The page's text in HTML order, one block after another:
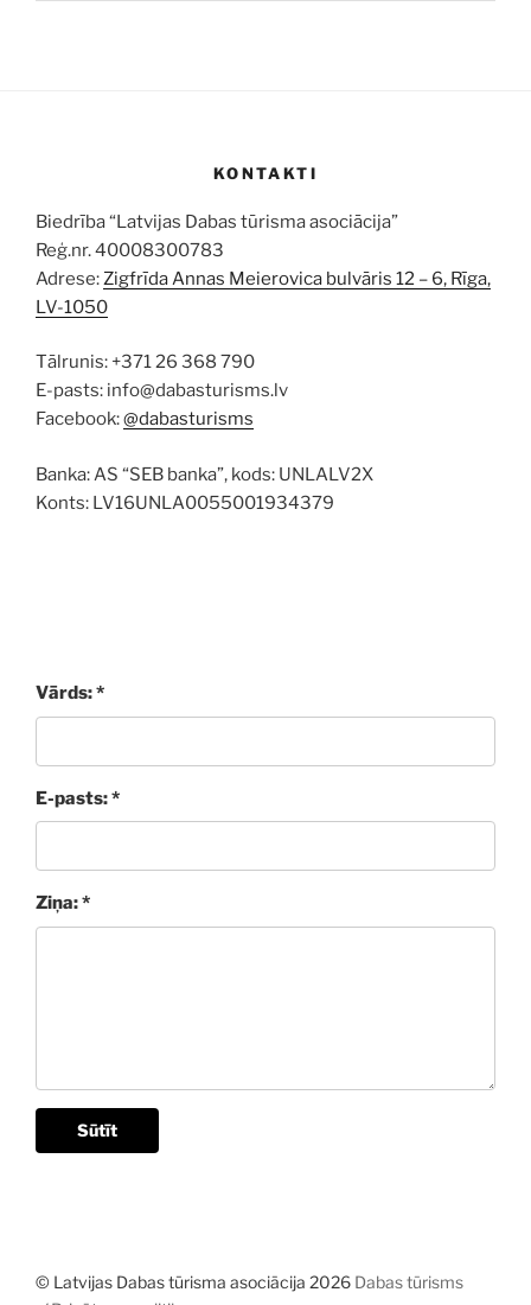
KONTAKTI
Biedrība “Latvijas Dabas tūrisma asociācija”
Reģ.nr. 40008300783
Adrese:Zigfrīda Annas Meierovica bulvāris 12 – 6, Rīga,
LV-1050
Tālrunis: +371 26 368 790
E-pasts: info@dabasturisms.lv
Facebook:@dabasturisms
Banka: AS “SEB banka”, kods: UNLALV2X
Konts: LV16UNLA0055001934379
Vārds: *
E-pasts: *
Ziņa: *
Sūtīt
© Latvijas Dabas tūrisma asociācija 2026 Dabas tūrisms